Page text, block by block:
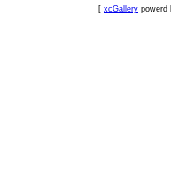
[ xcGallery